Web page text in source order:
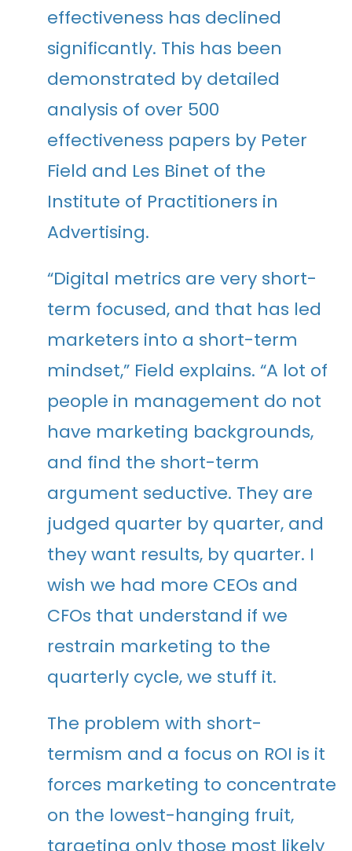
effectiveness has declined
significantly. This has been
demonstrated by detailed
analysis of over 500
effectiveness papers by Peter
Field and Les Binet of the
Institute of Practitioners in
Advertising.
“Digital metrics are very short-
term focused, and that has led
marketers into a short-term
mindset,” Field explains. “A lot of
people in management do not
have marketing backgrounds,
and find the short-term
argument seductive. They are
judged quarter by quarter, and
they want results, by quarter. I
wish we had more CEOs and
CFOs that understand if we
restrain marketing to the
quarterly cycle, we stuff it.
The problem with short-
termism and a focus on ROI is it
forces marketing to concentrate
on the lowest-hanging fruit,
targeting only those most likely